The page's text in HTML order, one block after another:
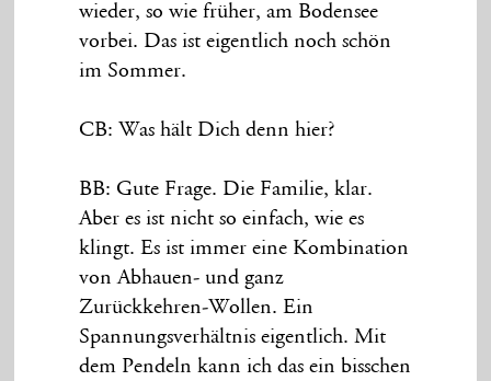
wieder, so wie früher, am Bodensee
vorbei. Das ist eigentlich noch schön
im Sommer.
CB: Was hält Dich denn hier?
BB: Gute Frage. Die Familie, klar.
Aber es ist nicht so einfach, wie es
klingt. Es ist immer eine Kombination
von Abhauen- und ganz
Zurückkehren-Wollen. Ein
Spannungsverhältnis eigentlich. Mit
dem Pendeln kann ich das ein bisschen